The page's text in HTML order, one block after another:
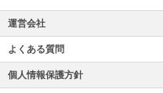
運営会社
よくある質問
個人情報保護方針